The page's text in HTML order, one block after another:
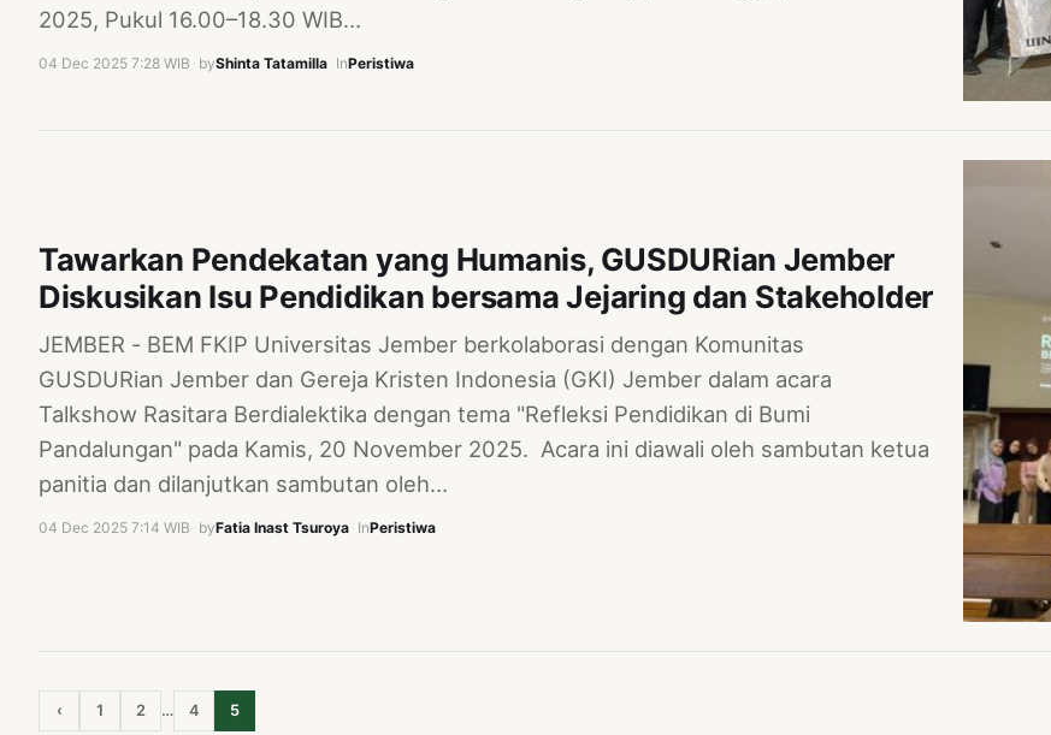
2025, Pukul 16.00–18.30 WIB…
04 Dec 2025 7:28 WIB byShinta Tatamilla InPeristiwa
Tawarkan Pendekatan yang Humanis, GUSDURian Jember
Diskusikan Isu Pendidikan bersama Jejaring dan Stakeholder
JEMBER - BEM FKIP Universitas Jember berkolaborasi dengan Komunitas
GUSDURian Jember dan Gereja Kristen Indonesia (GKI) Jember dalam acara
Talkshow Rasitara Berdialektika dengan tema "Refleksi Pendidikan di Bumi
Pandalungan" pada Kamis, 20 November 2025. Acara ini diawali oleh sambutan ketua
panitia dan dilanjutkan sambutan oleh…
04 Dec 2025 7:14 WIB byFatia Inast Tsuroya InPeristiwa
‹ 1 2 … 4 5